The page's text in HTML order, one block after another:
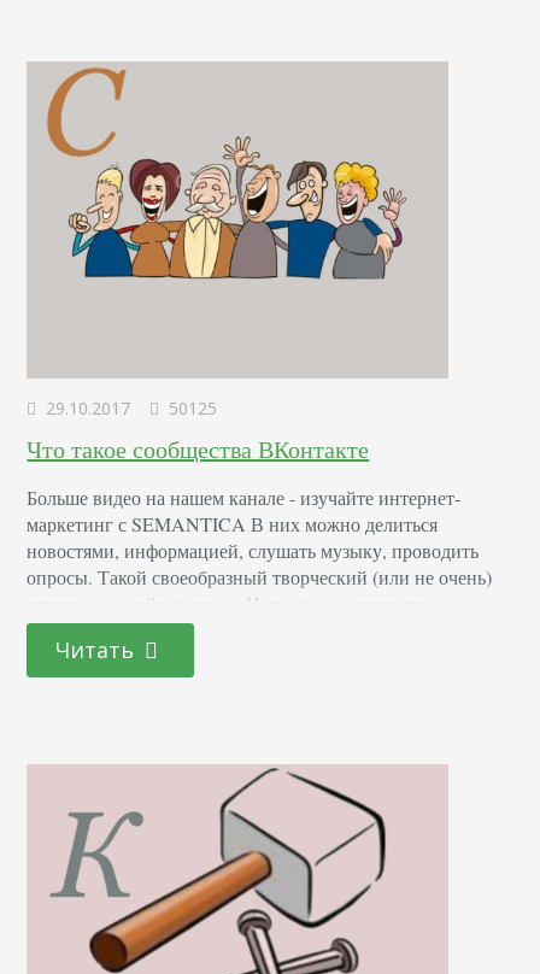
29.10.2017 50125
Что такое сообщества ВКонтакте
Больше видео на нашем канале - изучайте интернет-
маркетинг с SEMANTICA В них можно делиться
новостями, информацией, слушать музыку, проводить
опросы. Такой своеобразный творческий (или не очень)
кружок в онлайн-режиме. Несмотря на кажущуюся
несерьезность и простоту, это действенный инструмент
маркетинга. С его помощью организовывают не только
общение между участниками, но и продвижение бизнеса.
Читать